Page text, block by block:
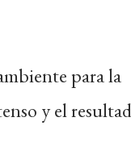
para la
y el